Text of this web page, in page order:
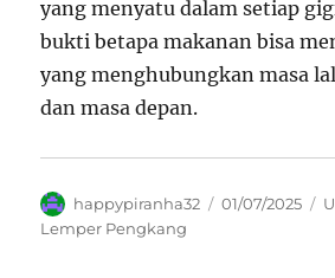
yang menyatu dalam setiap
bukti betapa makanan bisa
yang menghubungkan masa
dan masa depan.
Author
happypiranha32
Posted
01/07/2025
Lemper Pengkang